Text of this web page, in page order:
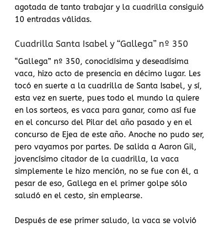
agotada de tanto trabajar y la cuadrilla consiguió
10 entradas válidas.
Cuadrilla Santa Isabel y “Gallega” nº 350
“Gallega” nº 350, conocidísima y deseadísima
vaca, hizo acto de presencia en décimo lugar. Les
tocó en suerte a la cuadrilla de Santa Isabel, y sí,
esta vez en suerte, pues todo el mundo la quiere
en los sorteos, es vaca para ganar, como así fue
en el concurso del Pilar del año pasado y en el
concurso de Ejea de este año. Anoche no pudo ser,
pero vayamos por partes. De salida a Aaron Gil,
jovencísimo citador de la cuadrilla, la vaca
simplemente le hizo mención, no se fue con él, a
pesar de eso, Gallega en el primer golpe sólo
saludó en el cesto, sin emplearse.
Después de ese primer saludo, la vaca se volvió